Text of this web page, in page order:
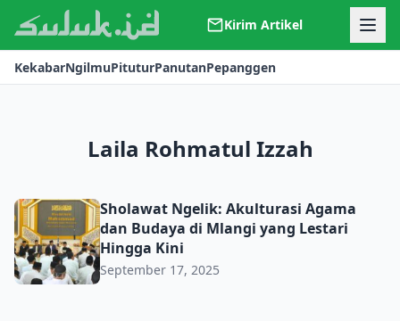
Kirim Artikel
Kerjasama
Kontak
KekabarNgilmuPituturPanutanPepanggen
Laila Rohmatul Izzah
Sholawat Ngelik: Akulturasi Agama dan Budaya di
Sholawat Ngelik: Akulturasi Agama
dan Budaya di Mlangi yang Lestari
Hingga Kini
September 17, 2025